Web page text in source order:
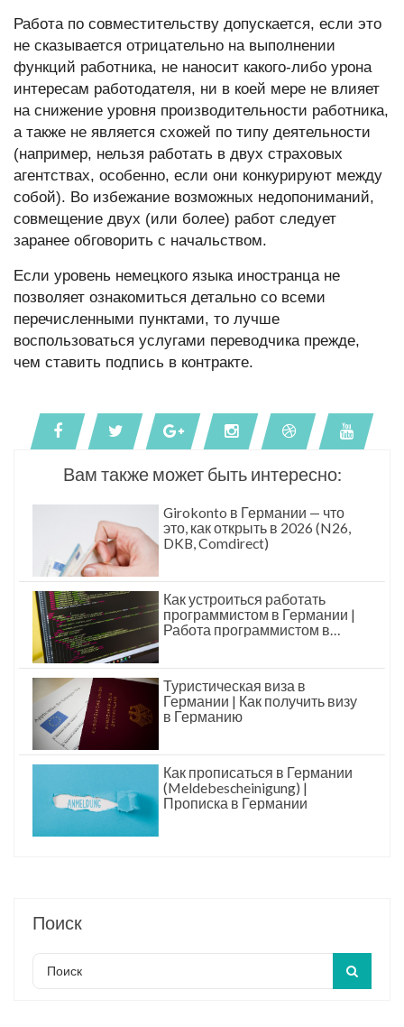
Работа по совместительству допускается, если это
не сказывается отрицательно на выполнении
функций работника, не наносит какого-либо урона
интересам работодателя, ни в коей мере не влияет
на снижение уровня производительности работника,
а также не является схожей по типу деятельности
(например, нельзя работать в двух страховых
агентствах, особенно, если они конкурируют между
собой). Во избежание возможных недопониманий,
совмещение двух (или более) работ следует
заранее обговорить с начальством.
Если уровень немецкого языка иностранца не
позволяет ознакомиться детально со всеми
перечисленными пунктами, то лучше
воспользоваться услугами переводчика прежде,
чем ставить подпись в контракте.
Вам также может быть интересно:
Girokonto в Германии — что
это, как открыть в 2026 (N26,
DKB, Comdirect)
Как устроиться работать
программистом в Германии |
Работа программистом в
Туристическая виза в
Германии | Как получить визу
в Германию
Как прописаться в Германии
(Meldebescheinigung) |
Прописка в Германии
Поиск